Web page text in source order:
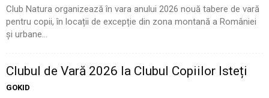
Club Natura organizează în vara anului 2026 nouă tabere de vară
pentru copii, în locații de excepție din zona montană a României
și urbane...
Clubul de Vară 2026 la Clubul Copiilor Isteți
GOKID